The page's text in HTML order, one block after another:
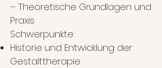
– Theoretische Grundlagen und
Praxis
Schwerpunkte:
Historie und Entwicklung der
Gestalttherapie